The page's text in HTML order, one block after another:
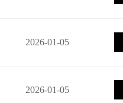
2026-01-05
2026-01-05